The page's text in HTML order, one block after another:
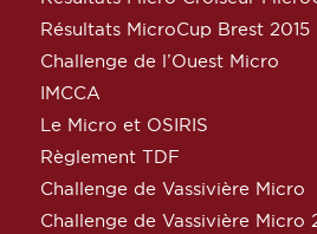
Résultats MicroCup Brest 2015
Challenge de l’Ouest Micro
IMCCA
Le Micro et OSIRIS
Règlement TDF
Challenge de Vassivière Micro
Challenge de Vassivière Micro